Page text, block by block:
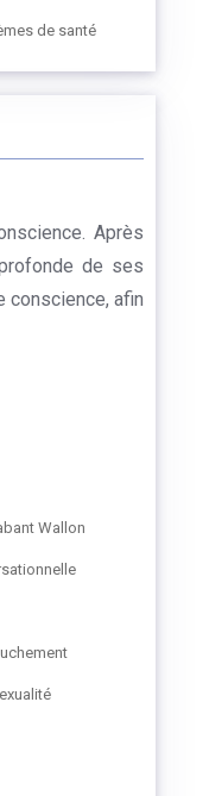
de santé
Après
de ses
conscience, afin
Wallon